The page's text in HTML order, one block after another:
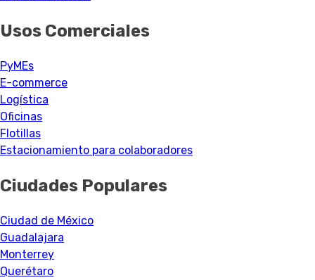
Usos Comerciales
PyMEs
E-commerce
Logística
Oficinas
Flotillas
Estacionamiento para colaboradores
Ciudades Populares
Ciudad de México
Guadalajara
Monterrey
Querétaro